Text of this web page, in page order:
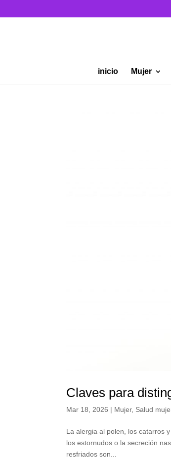
inicio Mujer
Claves para
Mar 18, 2026 | Mujer, Salud
La alergia al polen, los catarros
los estornudos o la secreción
resfriados son...